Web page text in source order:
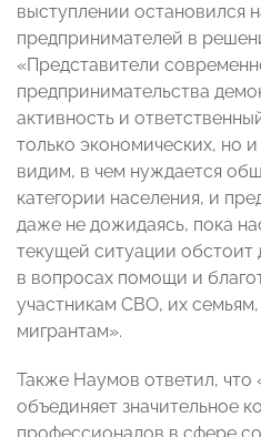
выступлении остановился
предпринимателей в
«Представители
предпринимательства
активность и
только экономических, но
видим, в чем нуждается
категории населения, и
даже не дожидаясь, пока
текущей ситуации
в вопросах помощи и
участникам СВО, их
мигрантам».
Также Наумов ответил,
объединяет значительное